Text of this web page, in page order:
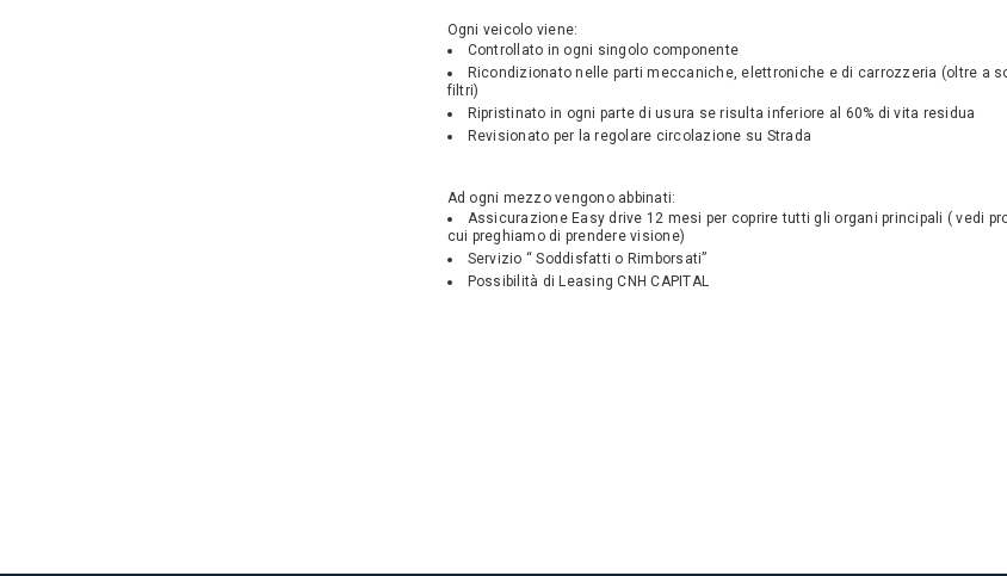
Ogni veicolo viene:
Controllato in ogni singolo componente
Ricondizionato nelle parti meccaniche, elettroniche e di carrozzeria (oltre a
filtri)
Ripristinato in ogni parte di usura se risulta inferiore al 60% di vita residua
Revisionato per la regolare circolazione su Strada
Ad ogni mezzo vengono abbinati:
Assicurazione Easy drive 12 mesi per coprire tutti gli organi principali ( vedi
cui preghiamo di prendere visione)
Servizio “ Soddisfatti o Rimborsati”
Possibilità di Leasing CNH CAPITAL